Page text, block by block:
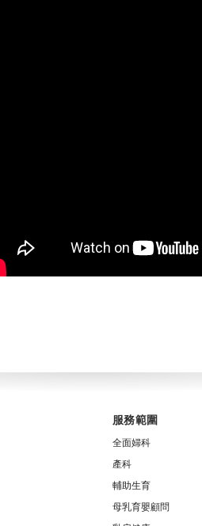
服務範圍
全面婦科
產科
輔助生育
母乳育嬰顧問